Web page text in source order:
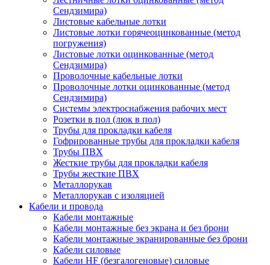
Сендзимира)
Листовые кабельные лотки
Листовые лотки горячеоцинкованные (метод
погружения)
Листовые лотки оцинкованные (метод
Сендзимира)
Проволочные кабельные лотки
Проволочные лотки оцинкованные (метод
Сендзимира)
Системы электроснабжения рабочих мест
Розетки в пол (люк в пол)
Трубы для прокладки кабеля
Гофрированные трубы для прокладки кабеля
Трубы ПВХ
Жесткие трубы для прокладки кабеля
Трубы жесткие ПВХ
Металлорукав
Металлорукав с изоляцией
Кабели и провода
Кабели монтажные
Кабели монтажные без экрана и без брони
Кабели монтажные экранированные без брони
Кабели силовые
Кабели HF (безгалогеновые) силовые